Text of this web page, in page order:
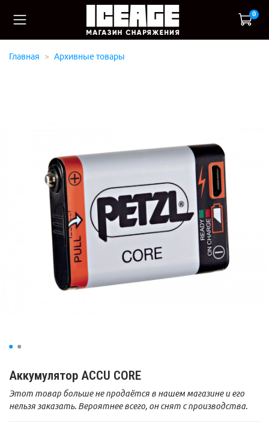
0
Главная Архивные товары
Аккумулятор ACCU CORE
Этот товар больше не продаётся в нашем магазине и его
нельзя заказать. Вероятнее всего, он снят с производства.